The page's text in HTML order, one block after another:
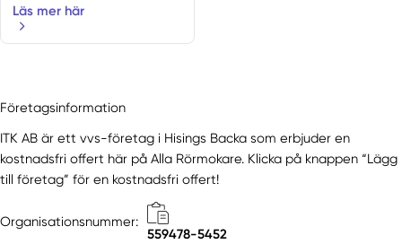
Läs mer här
Företagsinformation
ITK AB är ett vvs-företag i Hisings Backa som erbjuder en
kostnadsfri offert här på Alla Rörmokare. Klicka på knappen “Lägg
till företag” för en kostnadsfri offert!
Organisationsnummer:
559478-5452